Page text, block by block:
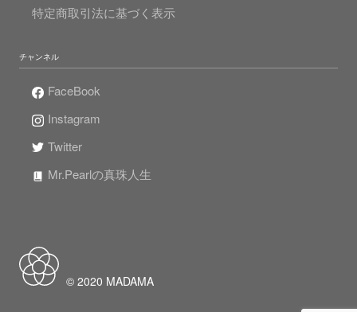
特定商取引法に基づく表示
チャンネル
FaceBook
Instagram
Twitter
Mr.Pearlの真珠人生
© 2020 MADAMA